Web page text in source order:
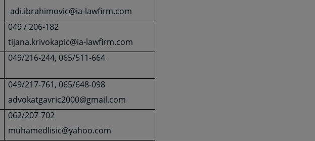
adi.ibrahimovic@ia-lawfirm.com
049 / 206-182
tijana.krivokapic@ia-lawfirm.com
049/216-244, 065/511-664
049/217-761, 065/648-098
advokatgavric2000@gmail.com
062/207-702
muhamedlisic@yahoo.com